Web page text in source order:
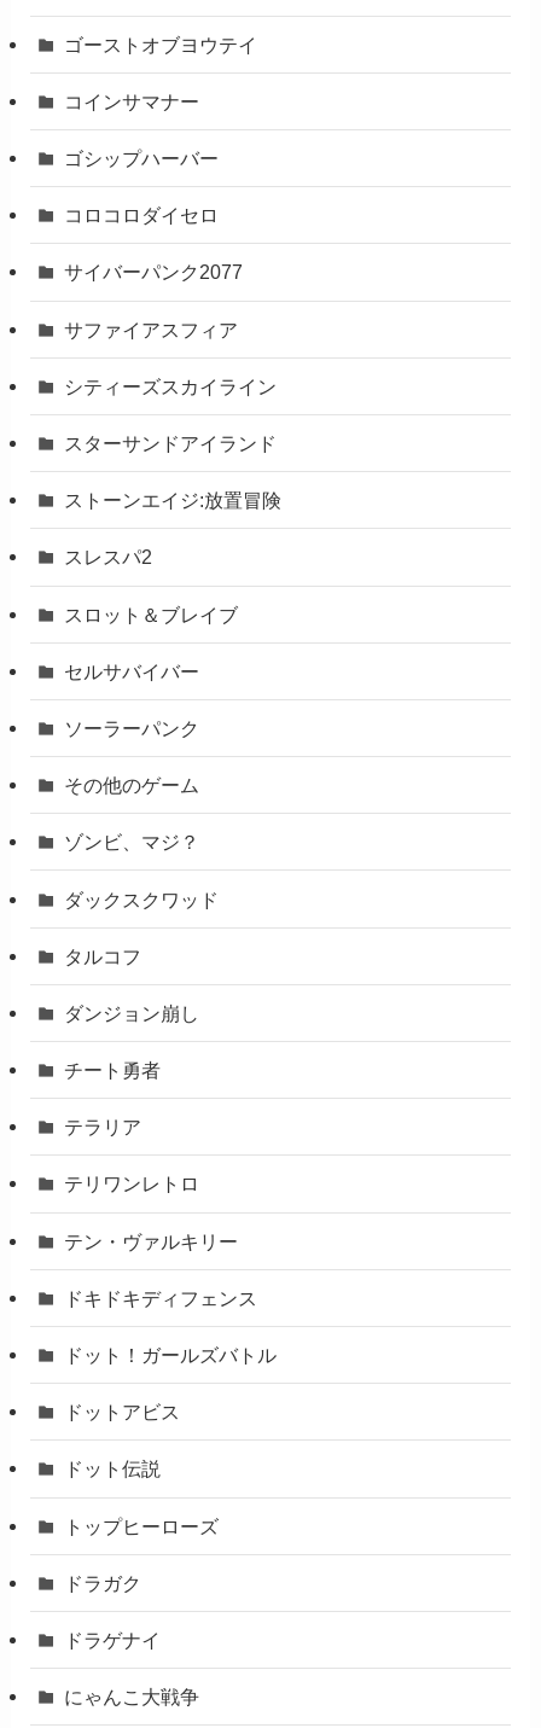
ゴーストオブヨウテイ
コインサマナー
ゴシップハーバー
コロコロダイセロ
サイバーパンク2077
サファイアスフィア
シティーズスカイライン
スターサンドアイランド
ストーンエイジ:放置冒険
スレスパ2
スロット＆ブレイブ
セルサバイバー
ソーラーパンク
その他のゲーム
ゾンビ、マジ？
ダックスクワッド
タルコフ
ダンジョン崩し
チート勇者
テラリア
テリワンレトロ
テン・ヴァルキリー
ドキドキディフェンス
ドット！ガールズバトル
ドットアビス
ドット伝説
トップヒーローズ
ドラガク
ドラゲナイ
にゃんこ大戦争